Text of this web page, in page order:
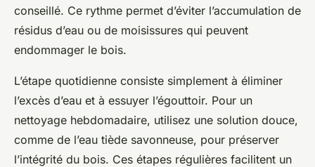
conseillé. Ce rythme permet d’éviter l’accumulation de
résidus d’eau ou de moisissures qui peuvent
endommager le bois.
L’étape quotidienne consiste simplement à éliminer
l’excès d’eau et à essuyer l’égouttoir. Pour un
nettoyage hebdomadaire, utilisez une solution douce,
comme de l’eau tiède savonneuse, pour préserver
l’intégrité du bois. Ces étapes régulières facilitent un